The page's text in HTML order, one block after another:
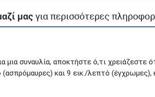
μια συναυλία, αποκτήστε ό,τι
και 9 εικ./λεπτό (έγχρωμες),